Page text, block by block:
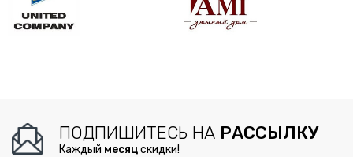
ПОДПИШИТЕСЬ НА РАССЫЛКУ
Каждый месяцскидки!